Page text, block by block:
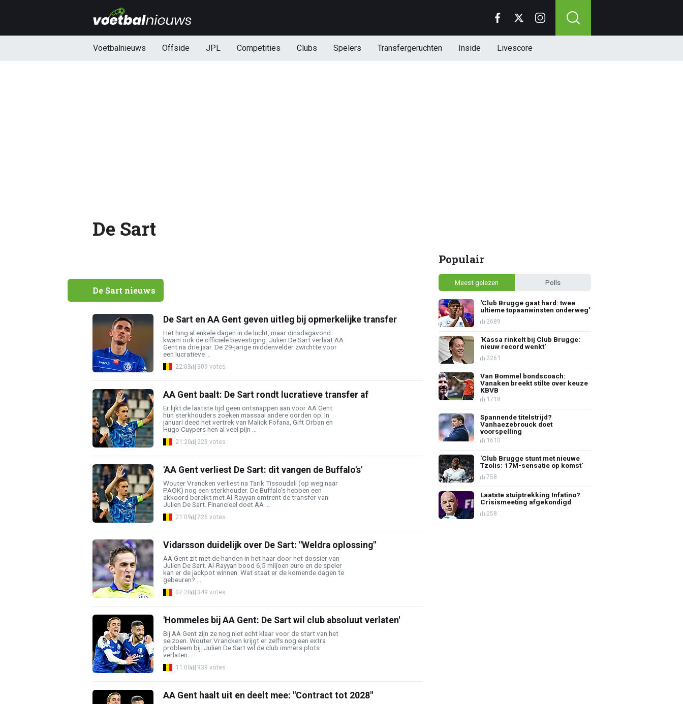
Voetbalnieuws Offside JPL Competities Clubs Spelers Transfergeruchten Inside Livescore
De Sart
De Sart nieuws
De Sart en AA Gent geven uitleg bij opmerkelijke transfer
Het hing al enkele dagen in de lucht, maar dinsdagavond
kwam ook de officiële bevestiging: Julien De Sart verlaat AA
Gent na drie jaar. De 29-jarige middenvelder zwichtte voor
een lucratieve ...
22:03 309 votes
AA Gent baalt: De Sart rondt lucratieve transfer af
Er lijkt de laatste tijd geen ontsnappen aan voor AA Gent:
hun sterkhouders zoeken massaal andere oorden op. In
januari deed het vertrek van Malick Fofana, Gift Orban en
Hugo Cuypers hen al veel pijn ...
21:20 223 votes
'AA Gent verliest De Sart: dit vangen de Buffalo's'
Wouter Vrancken verliest na Tarik Tissoudali (op weg naar
PAOK) nog een sterkhouder. De Buffalo's hebben een
akkoord bereikt met Al-Rayyan omtrent de transfer van
Julien De Sart. Financieel doet AA ...
21:09 726 votes
Vidarsson duidelijk over De Sart: "Weldra oplossing"
AA Gent zit met de handen in het haar door het dossier van
Julien De Sart. Al-Rayyan bood 6,5 miljoen euro en de speler
kan er de jackpot winnen. Wat staat er de komende dagen te
gebeuren? ...
07:20 349 votes
'Hommeles bij AA Gent: De Sart wil club absoluut verlaten'
Bij AA Gent zijn ze nog niet echt klaar voor de start van het
seizoen. Wouter Vrancken krijgt er zelfs nog een extra
probleem bij. Julien De Sart wil de club immers plots
verlaten. ...
11:00 939 votes
AA Gent haalt uit en deelt mee: "Contract tot 2028"
Populair
Meest gelezen Polls
'Club Brugge gaat hard: twee
ultieme topaanwinsten onderweg'
2689
'Kassa rinkelt bij Club Brugge:
nieuw record wenkt'
2261
Van Bommel bondscoach:
Vanaken breekt stilte over keuze
KBVB
1718
Spannende titelstrijd?
Vanhaezebrouck doet
voorspelling
1610
'Club Brugge stunt met nieuwe
Tzolis: 17M-sensatie op komst'
758
Laatste stuiptrekking Infatino?
Crisismeeting afgekondigd
258